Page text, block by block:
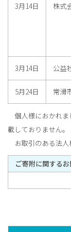
3月14日 株式
3月14日 公益
5月24日 常滑
個人様におかれま
載しておりません。
お取引のある法人
ご寄附に関する